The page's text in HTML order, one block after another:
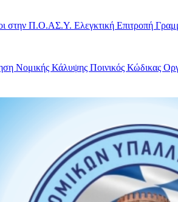
στην Π.Ο.ΑΣ.Υ. Ελεγκτική Επιτροπή
Νομικής Κάλυψης Ποινικός Κώδικας